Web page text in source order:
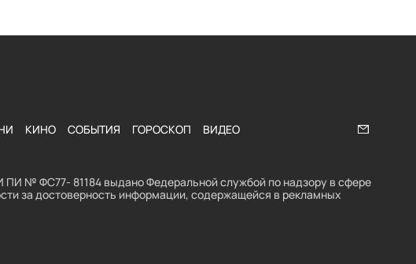
КИНО СОБЫТИЯ ГОРОСКОП ВИДЕО
№ ФС77- 81184 выдано Федеральной службой по надзору в сфере
за достоверность информации, содержащейся в рекламных